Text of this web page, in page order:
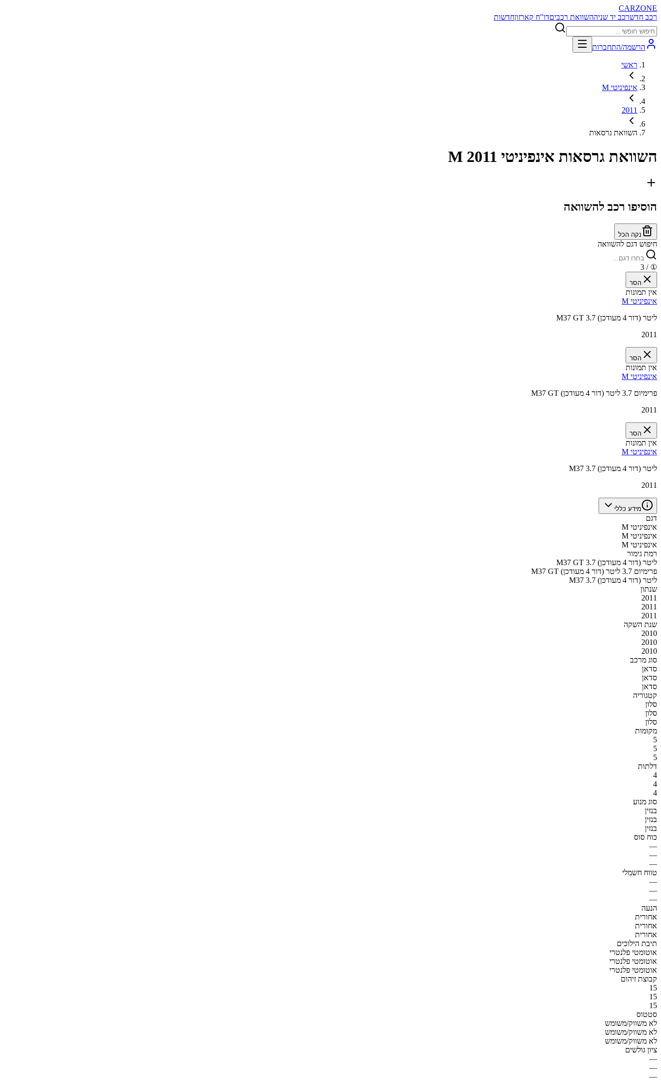
CARZONE
רכב חדשרכב יד שניההשוואת רכביםדו"ח קארזוןחדשות
הרשמה/התחברות
ראשי
אינפיניטי M
2011
השוואת גרסאות
השוואת גרסאות אינפיניטי M 2011
הוסיפו רכב להשוואה
נקה הכל
חיפוש דגם להשוואה
①
/ 3
הסר
אין תמונות
אינפיניטי M
M37 GT 3.7 ליטר (דור 4 מעודכן)
2011
הסר
אין תמונות
אינפיניטי M
M37 GT פרימיום 3.7 ליטר (דור 4 מעודכן)
2011
הסר
אין תמונות
אינפיניטי M
M37 3.7 ליטר (דור 4 מעודכן)
2011
מידע כללי
דגם
אינפיניטי M
אינפיניטי M
אינפיניטי M
רמת גימור
M37 GT 3.7 ליטר (דור 4 מעודכן)
M37 GT פרימיום 3.7 ליטר (דור 4 מעודכן)
M37 3.7 ליטר (דור 4 מעודכן)
שנתון
2011
2011
2011
שנת השקה
2010
2010
2010
סוג מרכב
סדאן
סדאן
סדאן
קטגוריה
סלון
סלון
סלון
מקומות
5
5
5
דלתות
4
4
4
סוג מנוע
בנזין
בנזין
בנזין
כוח סוס
—
—
—
טווח חשמלי
—
—
—
הנעה
אחורית
אחורית
אחורית
תיבת הילוכים
אוטומטי פלנטרי
אוטומטי פלנטרי
אוטומטי פלנטרי
קבוצת זיהום
15
15
15
סטטוס
לא משווק/משומש
לא משווק/משומש
לא משווק/משומש
ציון גולשים
—
—
—